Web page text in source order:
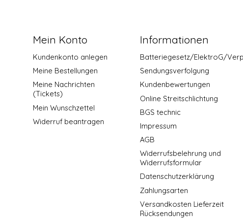
Mein Konto
Kundenkonto anlegen
Meine Bestellungen
Meine Nachrichten
(Tickets)
Mein Wunschzettel
Widerruf beantragen
Informationen
Batteriegesetz/ElektroG/
Sendungsverfolgung
Kundenbewertungen
Online Streitschlichtung
BGS technic
Impressum
AGB
Widerrufsbelehrung und
Widerrufsformular
Datenschutzerklärung
Zahlungsarten
Versandkosten Lieferzeit
Rücksendungen